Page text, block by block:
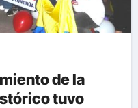
de la
tuvo